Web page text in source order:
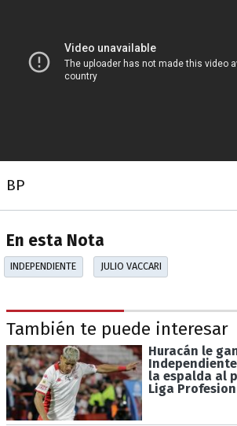
BP
En esta Nota
INDEPENDIENTE JULIO VACCARI
También te puede interesar
Huracán le
la espalda al
Liga